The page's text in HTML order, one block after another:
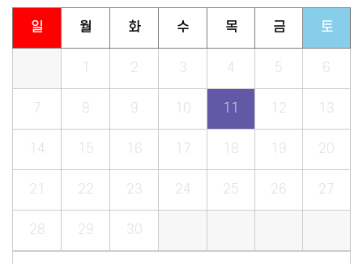
일 월 화 수 목 금 토
1 2 3 4 5 6
7 8 9 10 11 12 13
14 15 16 17 18 19 20
21 22 23 24 25 26 27
28 29 30